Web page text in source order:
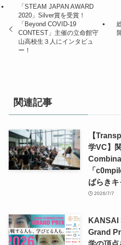
「STEAM JAPAN AWARD
2020」Silver賞を受賞！
「Beyond COVID-19
CONTEST」主催の立命館守
山高校生３人にインタビュ
ー！
関連記事
【
学VC】
「
ばらき
2026/7/7
KANSAI
Grand